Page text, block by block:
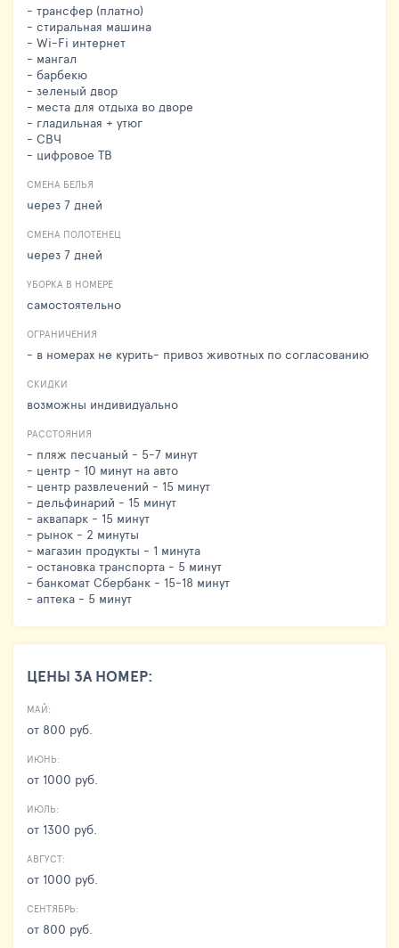
- трансфер (платно)
- стиральная машина
- Wi-Fi интернет
- мангал
- барбекю
- зеленый двор
- места для отдыха во дворе
- гладильная + утюг
- СВЧ
- цифровое ТВ
СМЕНА БЕЛЬЯ
через 7 дней
СМЕНА ПОЛОТЕНЕЦ
через 7 дней
УБОРКА В НОМЕРЕ
самостоятельно
ОГРАНИЧЕНИЯ
- в номерах не курить- привоз животных по согласованию
СКИДКИ
возможны индивидуально
РАССТОЯНИЯ
- пляж песчаный - 5-7 минут
- центр - 10 минут на авто
- центр развлечений - 15 минут
- дельфинарий - 15 минут
- аквапарк - 15 минут
- рынок - 2 минуты
- магазин продукты - 1 минута
- остановка транспорта - 5 минут
- банкомат Сбербанк - 15-18 минут
- аптека - 5 минут
ЦЕНЫ ЗА НОМЕР:
МАЙ:
от 800 руб.
ИЮНЬ:
от 1000 руб.
ИЮЛЬ:
от 1300 руб.
АВГУСТ:
от 1000 руб.
СЕНТЯБРЬ:
от 800 руб.